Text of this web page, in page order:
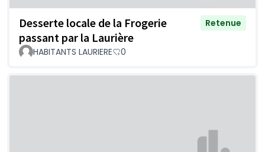
Desserte locale de la Frogerie
passant par la Laurière
Retenue
HABITANTS LAURIERE 0